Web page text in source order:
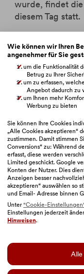
wurde, findet die
diesem Tag statt.
War dieser
Barrierefreiheit |
Wie können wir Ihren
angenehmer für Sie
um die Funktionalität
Betrug zu Ihrer
um zu erfassen,
Angebot dadurch zu
um Ihnen mehr
Werbung zu bieten
Sie können Ihre Cookies
„Alle Cookies akzeptieren“
zustimmen. Damit stimmen
Conversions“ zu: Während
erfasst, diese werden
Limited geschickt. Google
Konten der Nutzer. Dies
Anzeigen besser
akzeptieren“ auswählen so
und Email- Adresse binnen
Unter"Cookie-
Einstellungen jederzeit
Hinweisen.
Alle